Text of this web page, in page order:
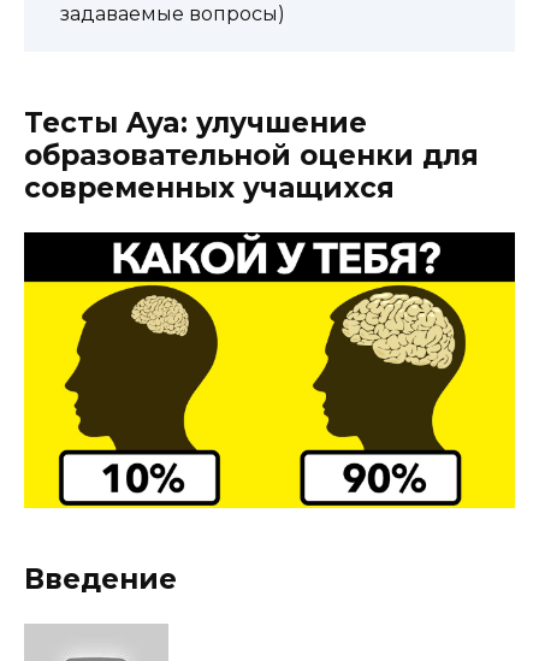
задаваемые вопросы)
Тесты Aya: улучшение
образовательной оценки для
современных учащихся
Введение